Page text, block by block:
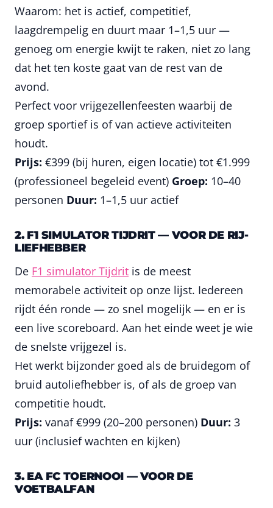
Waarom: het is actief, competitief,
laagdrempelig en duurt maar 1–1,5 uur —
genoeg om energie kwijt te raken, niet zo lang
dat het ten koste gaat van de rest van de
avond.
Perfect voor vrijgezellenfeesten waarbij de
groep sportief is of van actieve activiteiten
houdt.
Prijs: €399 (bij huren, eigen locatie) tot €1.999
(professioneel begeleid event) Groep: 10–40
personen Duur: 1–1,5 uur actief
2. F1 SIMULATOR TIJDRIT — VOOR DE RIJ-
LIEFHEBBER
De F1 simulator Tijdrit is de meest
memorabele activiteit op onze lijst. Iedereen
rijdt één ronde — zo snel mogelijk — en er is
een live scoreboard. Aan het einde weet je wie
de snelste vrijgezel is.
Het werkt bijzonder goed als de bruidegom of
bruid autoliefhebber is, of als de groep van
competitie houdt.
Prijs: vanaf €999 (20–200 personen) Duur: 3
uur (inclusief wachten en kijken)
3. EA FC TOERNOOI — VOOR DE
VOETBALFAN